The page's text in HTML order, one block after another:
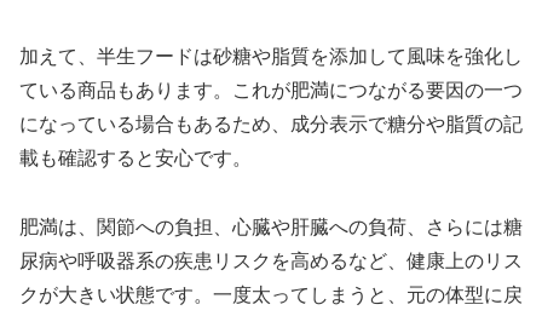
加えて、半生フードは砂糖や脂質を添加して風味を強化し
ている商品もあります。これが肥満につながる要因の一つ
になっている場合もあるため、成分表示で糖分や脂質の記
載も確認すると安心です。
肥満は、関節への負担、心臓や肝臓への負荷、さらには糖
尿病や呼吸器系の疾患リスクを高めるなど、健康上のリス
クが大きい状態です。一度太ってしまうと、元の体型に戻